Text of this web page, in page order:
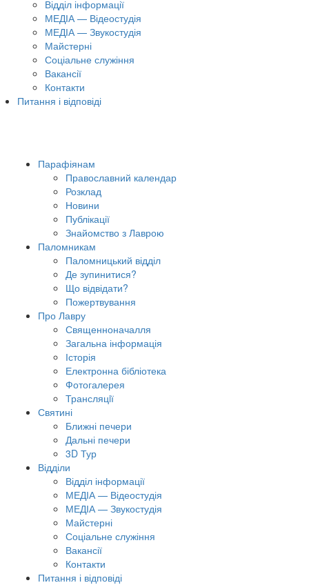
Відділ інформації
МЕДІА — Відеостудія
МЕДІА — Звукостудія
Майстерні
Соціальне служіння
Вакансії
Контакти
Питання і відповіді
Парафіянам
Православний календар
Розклад
Новини
Публікації
Знайомство з Лаврою
Паломникам
Паломницький відділ
Де зупинитися?
Що відвідати?
Пожертвування
Про Лавру
Священноначалля
Загальна інформація
Історія
Електронна бібліотека
Фотогалерея
Трансляцiї
Святині
Ближні печери
Дальні печери
3D Тур
Відділи
Відділ інформації
МЕДІА — Відеостудія
МЕДІА — Звукостудія
Майстерні
Соціальне служіння
Вакансії
Контакти
Питання і відповіді